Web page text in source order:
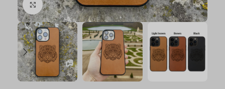
Click to enlarge